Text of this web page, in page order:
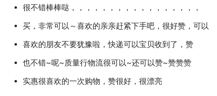
很不错棒棒哒，，，，，，，，，，，，，，，，，
买，非常可以～喜欢的亲亲赶紧下手吧，很好赞，可以
喜欢的朋友不要犹豫啦，快递可以宝贝收到了，赞
也不错~呢~质量行物流很可以~还可以赞~赞赞赞
实惠很喜欢的一次购物，赞很好，很漂亮